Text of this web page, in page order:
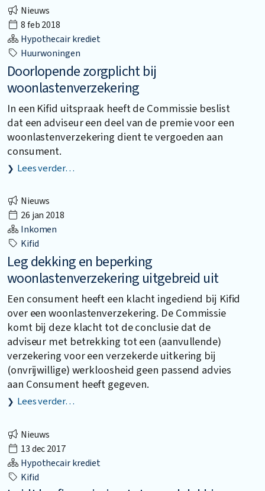
Nieuws
8 feb 2018
Hypothecair krediet
Huurwoningen
Doorlopende zorgplicht bij
woonlastenverzekering
In een Kifid uitspraak heeft de Commissie beslist
dat een adviseur een deel van de premie voor een
woonlastenverzekering dient te vergoeden aan
consument.
Lees verder…
Nieuws
26 jan 2018
Inkomen
Kifid
Leg dekking en beperking
woonlastenverzekering uitgebreid uit
Een consument heeft een klacht ingediend bij Kifid
over een woonlastenverzekering. De Commissie
komt bij deze klacht tot de conclusie dat de
adviseur met betrekking tot een (aanvullende)
verzekering voor een verzekerde uitkering bij
(onvrijwillige) werkloosheid geen passend advies
aan Consument heeft gegeven.
Lees verder…
Nieuws
13 dec 2017
Hypothecair krediet
Kifid